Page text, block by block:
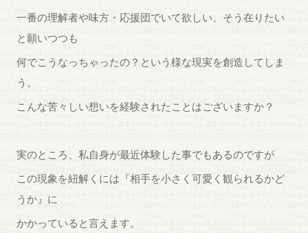
一番の理解者や味方・応援団でいて欲しい、そう在りたい
と願いつつも
何でこうなっちゃったの？という様な現実を創造してしま
う。
こんな苦々しい想いを経験されたことはございますか？
実のところ、私自身が最近体験した事でもあるのですが
この現象を紐解くには『相手を小さく可愛く観られるかど
うか』に
かかっていると言えます。